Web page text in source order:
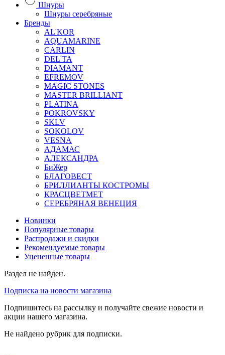
Шнуры
Шнуры серебряные
Бренды
AL'KOR
AQUAMARINE
CARLIN
DEL'TA
DIAMANT
EFREMOV
MAGIC STONES
MASTER BRILLIANT
PLATINA
POKROVSKY
SKLV
SOKOLOV
VESNA
АДАМАС
АЛЕКСАНДРА
БиЖер
БЛАГОВЕСТ
БРИЛЛИАНТЫ КОСТРОМЫ
КРАСЦВЕТМЕТ
СЕРЕБРЯНАЯ ВЕНЕЦИЯ
Новинки
Популярные товары
Распродажи и скидки
Рекомендуемые товары
Уцененные товары
Раздел не найден.
Подписка на новости магазина
Подпишитесь на рассылку и получайте свежие новости и
акции нашего магазина.
Не найдено рубрик для подписки.